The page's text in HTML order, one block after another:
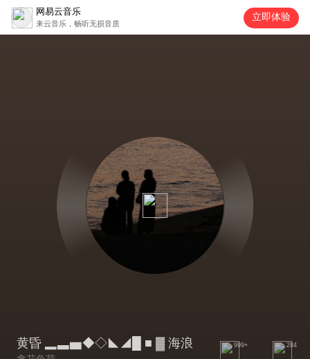
网易云音乐
来云音乐，畅听无损音质
立即体验
黄昏 ▂▃▅◆◇◣◢█ ■ ▓ 海浪 999+ 284